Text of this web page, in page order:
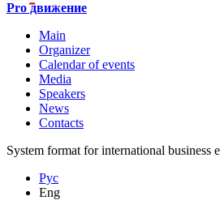
Pro движение
Main
Organizer
Calendar of events
Media
Speakers
News
Contacts
System format for international business
Рус
Eng